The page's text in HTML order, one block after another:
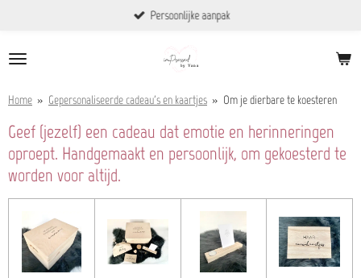
naar
de
Persoonlijke aanpak
Home » Gepersonaliseerde cadeau's en kaartjes » Om je dierbare te koesteren
Geef (jezelf) een cadeau dat emotie en herinneringen
oproept. Handgemaakt en persoonlijk, om gekoesterd te
worden voor altijd.